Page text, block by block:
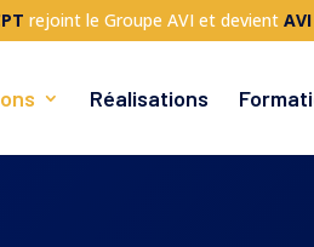
rejoint le Groupe AVI et devient
Réalisations